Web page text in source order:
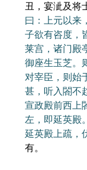
丑，宴泚及将
曰：上元以来
子欲有咨度，
莱宫，诸门殿
御座生玉芝。
对宰臣，则始
甚，听入閤不
宣政殿前西上
左，即延英殿
延英殿上疏，
有。